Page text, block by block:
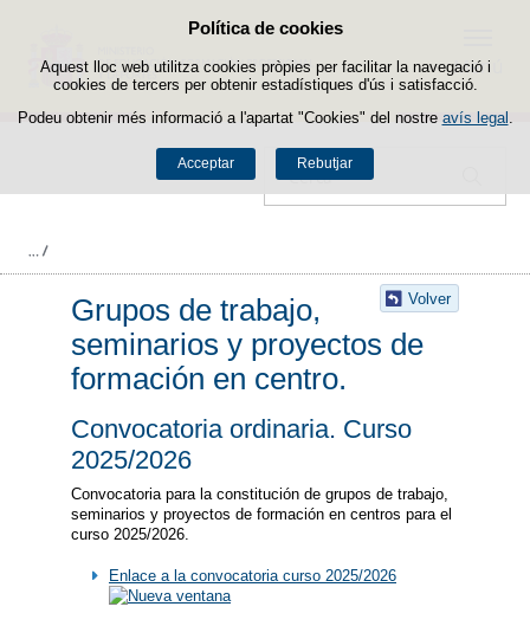
Política de cookies
Aquest lloc web utilitza cookies pròpies per facilitar la navegació i
cookies de tercers per obtenir estadístiques d'ús i satisfacció.
Podeu obtenir més informació a l'apartat "Cookies" del nostre avís legal
Acceptar Rebutjar
Passar al contingut
Cercador
Menú
Volver
Grupos de trabajo,
seminarios y proyectos de
formación en centro.
Convocatoria ordinaria. Curso
2025/2026
Convocatoria para la constitución de grupos de trabajo,
seminarios y proyectos de formación en centros para el
curso 2025/2026.
Enlace a la convocatoria curso 2025/2026